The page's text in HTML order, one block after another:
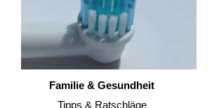
Familie & Gesundheit
Tipps & Ratschläge